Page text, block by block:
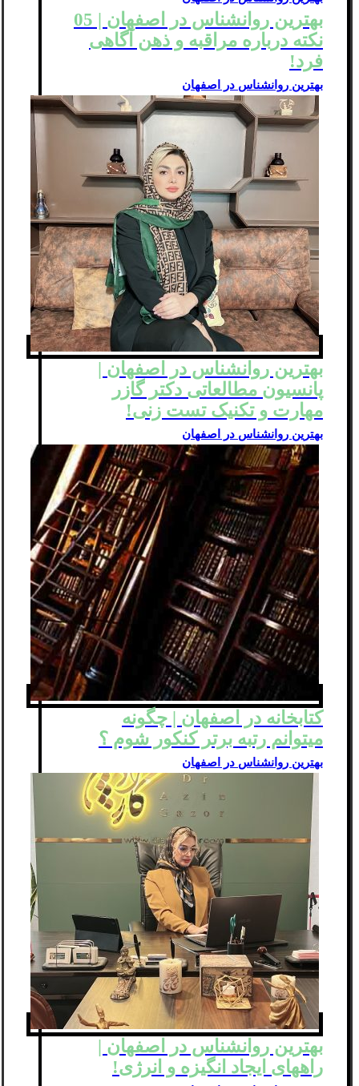
بهترین روانشناس در اصفهان | 05
نکته درباره مراقبه و ذهن آگاهی
فرد!
بهترین روانشناس در اصفهان
بهترین روانشناس در اصفهان |
پانسیون مطالعاتی دکتر گازر
مهارت و تکنیک تست زنی!
بهترین روانشناس در اصفهان
کتابخانه در اصفهان | چگونه
میتوانم رتبه برتر کنکور شوم ؟
بهترین روانشناس در اصفهان
بهترین روانشناس در اصفهان |
راههای ایجاد انگیزه و انرژی!